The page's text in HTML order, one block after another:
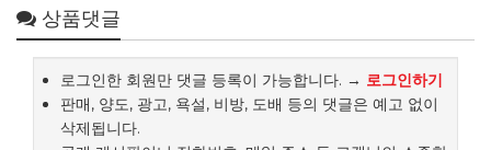
상품댓글
로그인한 회원만 댓글 등록이 가능합니다. → 로그인하기
판매, 양도, 광고, 욕설, 비방, 도배 등의 댓글은 예고 없이
삭제됩니다.